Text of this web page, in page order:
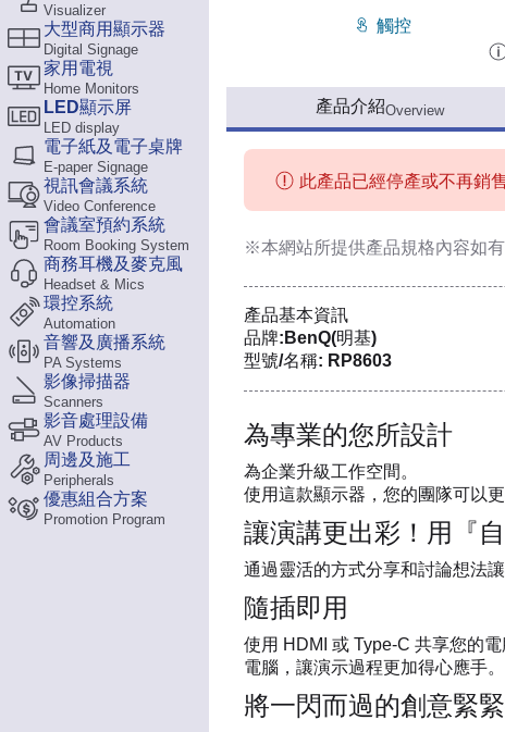
Visualizer
大型商用顯示器
Digital Signage
家用電視
Home Monitors
LED顯示屏
LED display
電子紙及電子桌牌
E-paper Signage
視訊會議系統
Video Conference
會議室預約系統
Room Booking System
商務耳機及麥克風
Headset & Mics
環控系統
Automation
音響及廣播系統
PA Systems
影像掃描器
Scanners
影音處理設備
AV Products
周邊及施工
Peripherals
優惠組合方案
Promotion Program
觸控
產品介紹Overview
此產品已經停產或不再銷
※本網站所提供產品規格內容如
產品基本資訊
品牌:BenQ(明基)
型號/名稱: RP8603
為專業的您所設計
為企業升級工作空間。
使用這款顯示器，您的團隊可以
讓演講更出彩！用『
通過靈活的方式分享和討論想法讓
隨插即用
使用 HDMI 或 Type-C 共享您的
電腦，讓演示過程更加得心應手。
將一閃而過的創意緊